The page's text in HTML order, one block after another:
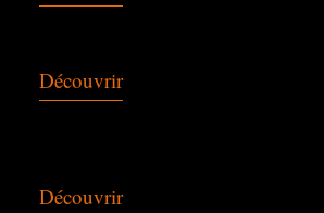
Découvrir
Découvrir